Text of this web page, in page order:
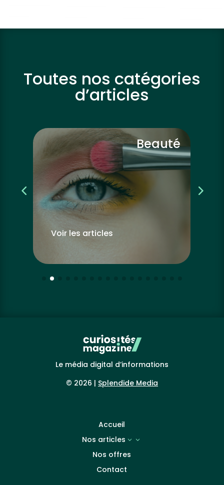
Toutes nos catégories
d’articles
Beauté
Voir les articles
Le média digital d’informations
© 2026 | Splendide Media
Accueil
Nos articles
3
Nos offres
Contact